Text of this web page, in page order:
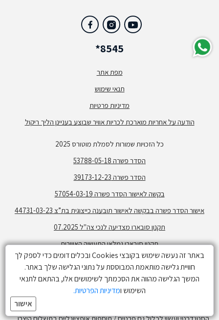
באתר זה נעשה שימוש בקובצי Cookies ובכלים דומים כדי לספק לך
חוויית גלישה מותאמת המבוססת על נתוני הגלישה שלך באתר.
המשך הגלישה מהווה את הסכמתך לשימושים אלו, בהתאם לתנאי
השימוש ומדיניות הפרטיות.
אישור
*8545
מפת אתר
תנאי שימוש
מדיניות פרטיות
הודעה על אחריות מוארכת לכריות אוויר שבוצע בעניינן הליך ריקול
כל הזכויות שמורות לסמלת מוטורס 2025
הסדר פשרה 53788-05-18
הסדר פשרה 39173-12-23
בקשה לאישור הסדר פשרה 57054-03-19
אישור הסדר פשרה בבקשה לאישור תובענה כייצוגית בת”צ 44731-03-23
תקנון סובארו מצדיעה לנכי צה"ל 07.2025
תקנון סובארו גמלאי התעשיה האווירית
תקנון פעילות גולשים -בלוז כנעני
תקנון מימון קרוסטרק ללא ריבית
זמינות הדגמים השונים בכפוף למלאי. התמונות המפרטים והנתונים הנ"ל
הינם בעלי אופי של מידע כללי בלבד ואינם זמינים בכל הדגמים או רמות
הגימור. המערכות המתוארות / המפרט המופיע אינו בהכרח המפרט